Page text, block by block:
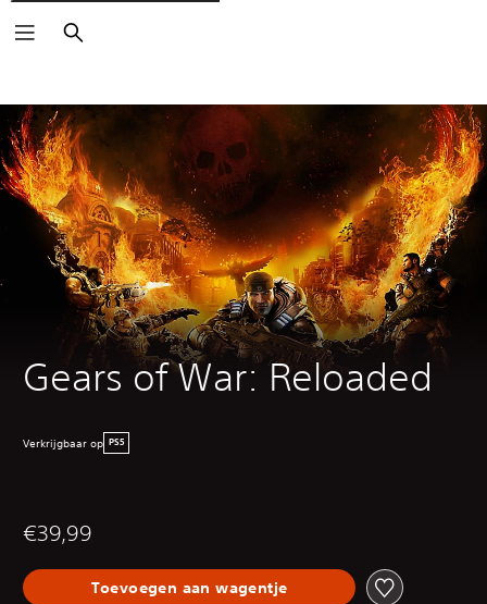
Zoeken
Gears of War: Reloaded
Verkrijgbaar op PS5
€39,99
Toevoegen aan wagentje